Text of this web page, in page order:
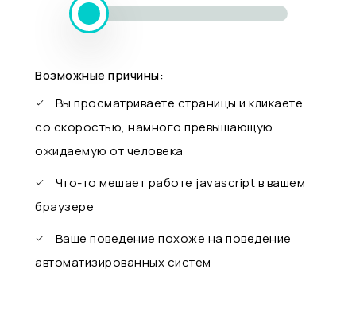
Возможные причины:
Вы просматриваете страницы и кликаете
со скоростью, намного превышающую
ожидаемую от человека
Что-то мешает работе javascript в вашем
браузере
Ваше поведение похоже на поведение
автоматизированных систем